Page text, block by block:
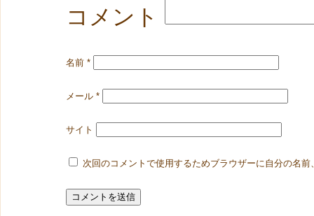
コメント
名前 *
メール *
サイト
次回のコメントで使用するためブラウザーに自分の名